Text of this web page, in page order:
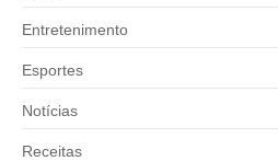
Entretenimento
Esportes
Notícias
Receitas